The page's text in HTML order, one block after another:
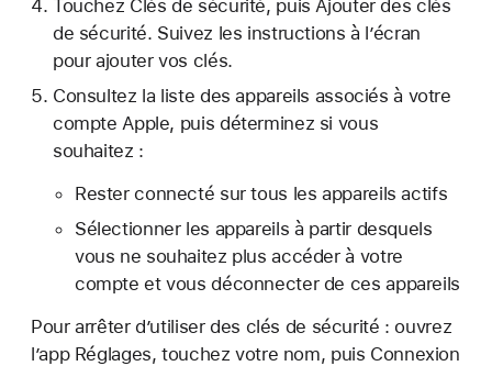
Touchez Clés de sécurité, puis Ajouter des clés
de sécurité. Suivez les instructions à l’écran
pour ajouter vos clés.
Consultez la liste des appareils associés à votre
compte Apple, puis déterminez si vous
souhaitez :
Rester connecté sur tous les appareils actifs
Sélectionner les appareils à partir desquels
vous ne souhaitez plus accéder à votre
compte et vous déconnecter de ces appareils
Pour arrêter d’utiliser des clés de sécurité : ouvrez
l’app Réglages, touchez votre nom, puis Connexion